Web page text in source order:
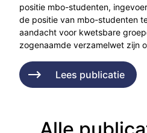
positie mbo-studenten,
de positie van mbo-studenten
aandacht voor kwetsbare
zogenaamde verzamelwet zijn
Lees publicatie